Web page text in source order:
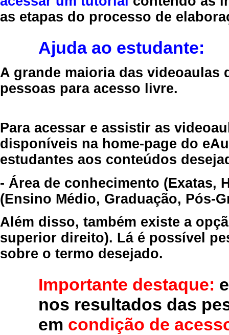
as etapas do processo de
Ajuda ao estudante:
A grande maioria das videoaulas
pessoas para acesso livre.
Para acessar e assistir as
disponíveis na home-page do
estudantes aos conteúdos
- Área de conhecimento (Exatas,
(Ensino Médio, Graduação, Pós-
Além disso, também existe a
superior direito). Lá é possível
sobre o termo desejado.
Importante destaque:
nos resultados das
em condição de